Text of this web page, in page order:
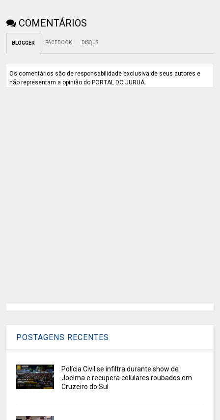
COMENTÁRIOS
BLOGGER FACEBOOK DISQUS
Os comentários são de responsabilidade exclusiva de seus autores e
não representam a opinião do PORTAL DO JURUÁ;
POSTAGENS RECENTES
Polícia Civil se infiltra durante show de
Joelma e recupera celulares roubados em
Cruzeiro do Sul